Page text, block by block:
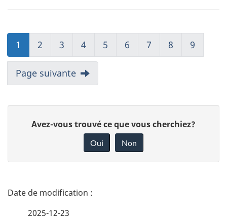
1 2 3 4 5 6 7 8 9
Page suivante
z
Avez-vous trouvé ce que vous cherchiez?
Oui Non
D
2025-12-23